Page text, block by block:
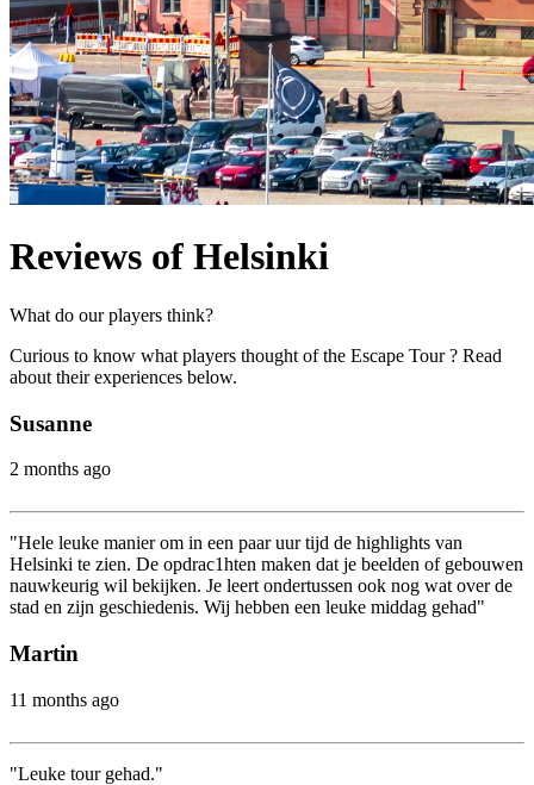
Reviews of Helsinki
What do our players think?
Curious to know what players thought of the Escape Tour ? Read
about their experiences below.
Susanne
2 months ago
"Hele leuke manier om in een paar uur tijd de highlights van
Helsinki te zien. De opdrac1hten maken dat je beelden of gebouwen
nauwkeurig wil bekijken. Je leert ondertussen ook nog wat over de
stad en zijn geschiedenis. Wij hebben een leuke middag gehad"
Martin
11 months ago
"Leuke tour gehad."